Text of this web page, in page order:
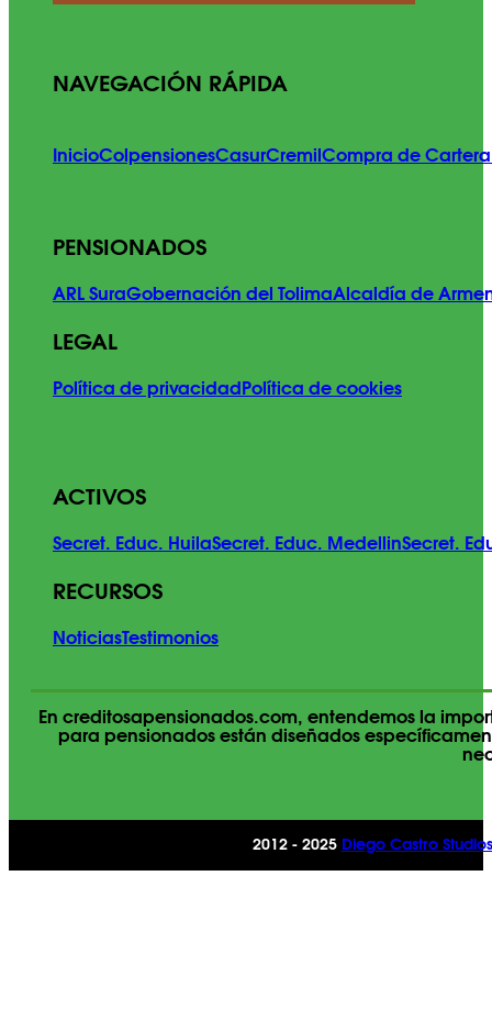
NAVEGACIÓN RÁPIDA
InicioColpensionesCasurCremil Compra de Cartera
PENSIONADOS
ARL SuraGobernación del TolimaAlcaldía de
LEGAL
Política de privacidad Política de cookies
ACTIVOS
Secret. Educ. HuilaSecret. Educ. MedellinSecret.
RECURSOS
NoticiasTestimonios
En creditosapensionados.com, entendemos la
para pensionados están diseñados
2012 - 2025 Diego Castro Studios